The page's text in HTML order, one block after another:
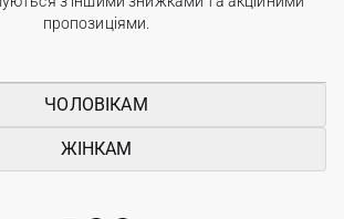
пропозиціями.
ЧОЛОВІКАМ
ЖІНКАМ